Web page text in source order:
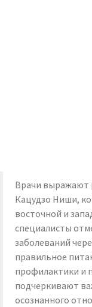
Врачи выражают
Кацудзо Ниши,
восточной и
специалисты
заболеваний
правильное
профилактики и
подчеркивают
осознанного